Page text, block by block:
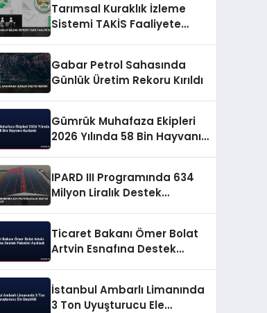
Tarımsal Kuraklık İzleme
Sistemi TAKİS Faaliyete
Gabar Petrol Sahasında
Günlük Üretim Rekoru Kırıldı
Gümrük Muhafaza Ekipleri
2026 Yılında 58 Bin Hayvanı
IPARD III Programında 634
Milyon Liralık Destek
Ticaret Bakanı Ömer Bolat
Artvin Esnafına Destek
İstanbul Ambarlı Limanında
3 Ton Uyuşturucu Ele